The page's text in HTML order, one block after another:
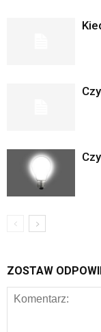
ZOSTAW